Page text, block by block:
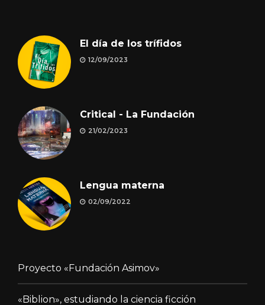
El día de los trífidos
12/09/2023
Critical - La Fundación
21/02/2023
Lengua materna
02/09/2022
Proyecto «Fundación Asimov»
«Biblion», estudiando la ciencia ficción